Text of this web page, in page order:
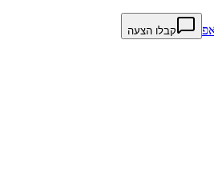
קבלו הצעה